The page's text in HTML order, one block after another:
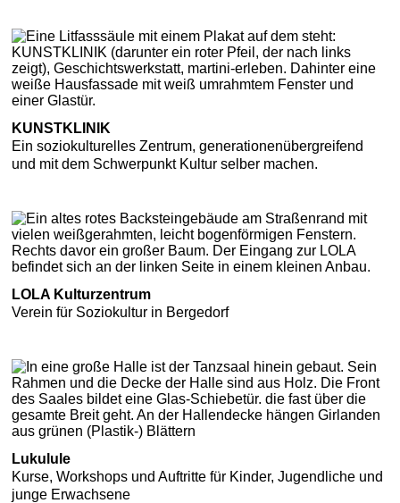
KUNSTKLINIK
Ein soziokulturelles Zentrum, generationenübergreifend
und mit dem Schwerpunkt Kultur selber machen.
LOLA Kulturzentrum
Verein für Soziokultur in Bergedorf
Lukulule
Kurse, Workshops und Auftritte für Kinder, Jugendliche und
junge Erwachsene